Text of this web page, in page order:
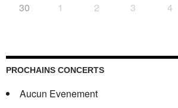
30 1 2 3 4
PROCHAINS CONCERTS
Aucun Evenement